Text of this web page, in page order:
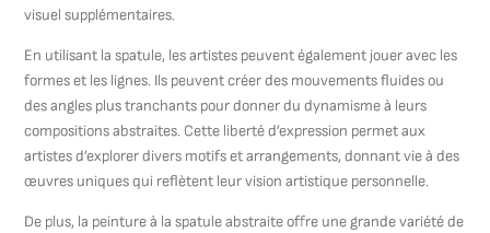
visuel supplémentaires.
En utilisant la spatule, les artistes peuvent également jouer avec les
formes et les lignes. Ils peuvent créer des mouvements fluides ou
des angles plus tranchants pour donner du dynamisme à leurs
compositions abstraites. Cette liberté d’expression permet aux
artistes d’explorer divers motifs et arrangements, donnant vie à des
œuvres uniques qui reflètent leur vision artistique personnelle.
De plus, la peinture à la spatule abstraite offre une grande variété de